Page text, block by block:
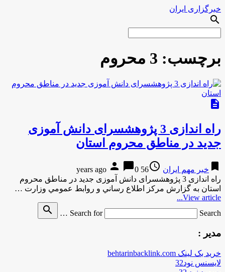
خبرگزاری ایران
search
برچسب: 3 محروم
description
راه اندازی 3 پژوهشسرای دانش آموزی
جدید در مناطق محروم استان
bookmark خبر مهم ایران access_time
56 years ago
person chat_bubble0
راه اندازی 3 پژوهشسرای دانش آموزی جدید در مناطق محروم
استان به گزارش مركز اطلاع رساني و روابط عمومي وزارت …
View article...
Search for
Search …
search
مدیر :
خرید بک لینک behtarinbacklink.com
لایسنس نود32